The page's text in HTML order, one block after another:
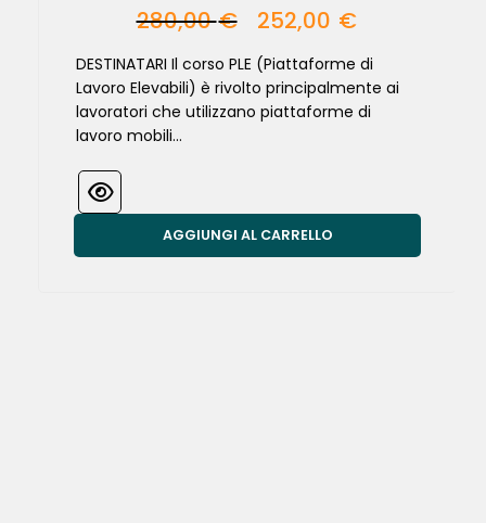
280,00€ 252,00 €
DESTINATARI Il corso PLE (Piattaforme di
Lavoro Elevabili) è rivolto principalmente ai
lavoratori che utilizzano piattaforme di
lavoro mobili...
AGGIUNGI AL CARRELLO